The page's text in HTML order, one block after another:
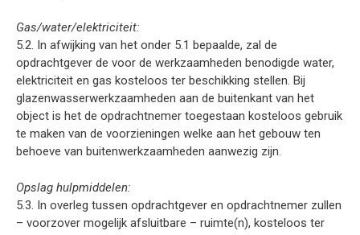
Gas/water/elektriciteit:
5.2. In afwijking van het onder 5.1 bepaalde, zal de
opdrachtgever de voor de werkzaamheden benodigde water,
elektriciteit en gas kosteloos ter beschikking stellen. Bij
glazenwasserwerkzaamheden aan de buitenkant van het
object is het de opdrachtnemer toegestaan kosteloos gebruik
te maken van de voorzieningen welke aan het gebouw ten
behoeve van buitenwerkzaamheden aanwezig zijn.
Opslag hulpmiddelen:
5.3. In overleg tussen opdrachtgever en opdrachtnemer zullen
– voorzover mogelijk afsluitbare – ruimte(n), kosteloos ter